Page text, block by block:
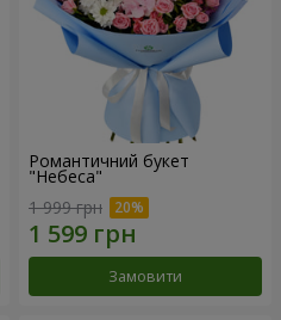
Романтичний букет
"Небеса"
1 999 грн
Замовити